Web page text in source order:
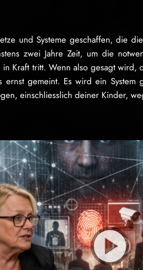
und Systeme geschaffen, die
zwei Jahre Zeit, um die
Kraft tritt. Wenn also gesagt wird,
ernst gemeint. Es wird ein System
einschliesslich deiner Kinder,